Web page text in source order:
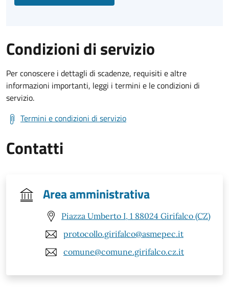
Condizioni di servizio
Per conoscere i dettagli di scadenze, requisiti e altre
informazioni importanti, leggi i termini e le condizioni di
servizio.
Termini e condizioni di servizio
Contatti
Area amministrativa
Piazza Umberto I, 1 88024 Girifalco (CZ)
protocollo.girifalco@asmepec.it
comune@comune.girifalco.cz.it